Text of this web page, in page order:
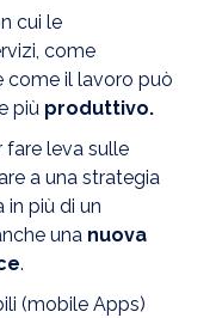
cui le
come
come il lavoro può
più produttivo.
fare leva sulle
a una strategia
in più di un
una nuova
.
(mobile Apps)